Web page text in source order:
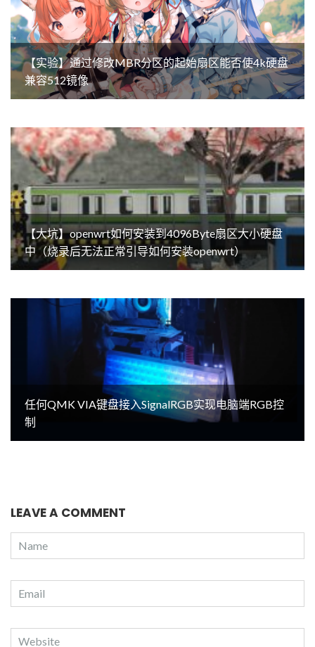
【实验】通过修改MBR分区的起始扇区能否使4k硬盘
兼容512镜像
【大坑】openwrt如何安装到4096Byte扇区大小硬盘
中（烧录后无法正常引导如何安装openwrt）
任何QMK VIA键盘接入SignalRGB实现电脑端RGB控
制
LEAVE A COMMENT